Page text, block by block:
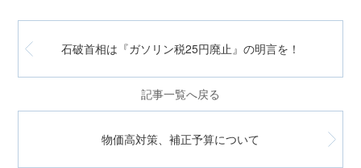
石破首相は『ガソリン税25円廃止』の明言を！
記事一覧へ戻る
物価高対策、補正予算について